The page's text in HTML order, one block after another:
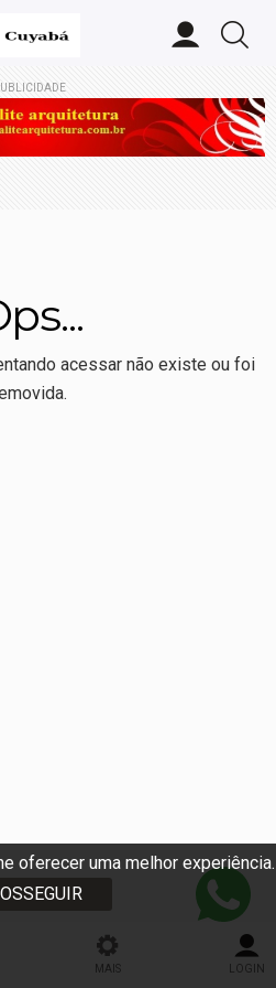
oferecer uma melhor experiência.
acessar não existe ou foi
MAIS LOGIN